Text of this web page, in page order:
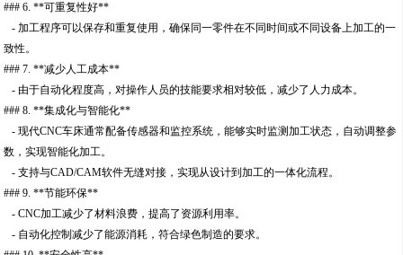
### 6. **可重复性好**
- 加工程序可以保存和重复使用，确保同一零件在不同时间或不同设备上加工的一
致性。
### 7. **减少人工成本**
- 由于自动化程度高，对操作人员的技能要求相对较低，减少了人力成本。
### 8. **集成化与智能化**
- 现代CNC车床通常配备传感器和监控系统，能够实时监测加工状态，自动调整参
数，实现智能化加工。
- 支持与CAD/CAM软件无缝对接，实现从设计到加工的一体化流程。
### 9. **节能环保**
- CNC加工减少了材料浪费，提高了资源利用率。
- 自动化控制减少了能源消耗，符合绿色制造的要求。